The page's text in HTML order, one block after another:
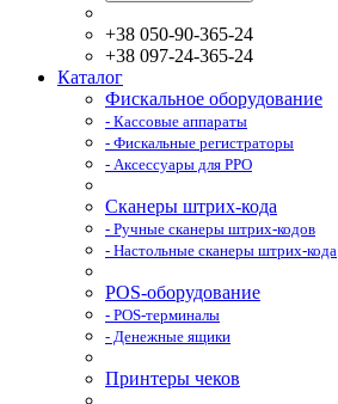
+38 050-90-365-24
+38 097-24-365-24
Каталог
Фискальное оборудование
- Кассовые аппараты
- Фискальные регистраторы
- Аксессуары для РРО
Сканеры штрих-кода
- Ручные сканеры штрих-кодов
- Настольные сканеры штрих-кода
POS-оборудование
- POS-терминалы
- Денежные ящики
Принтеры чеков